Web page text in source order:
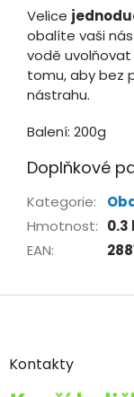
Velice
obalíte vaši
vodě
tomu, aby bez
nástrahu.
Balení: 200g
Doplňkové
Kategorie:
Hmotnost: 0.3
EAN:
Z
aKontakty